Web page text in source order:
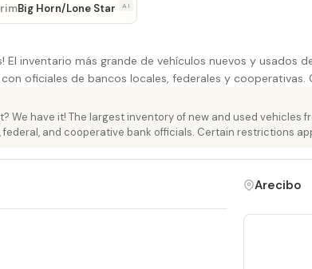
Big Horn/Lone Star AI
El inventario más grande de vehículos nuevos y
oficiales de bancos locales, federales y cooperativas.
We have it! The largest inventory of new and used
and cooperative bank officials. Certain restrictions
Arecibo